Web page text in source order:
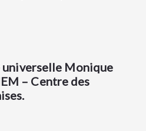
Monique
– Centre des